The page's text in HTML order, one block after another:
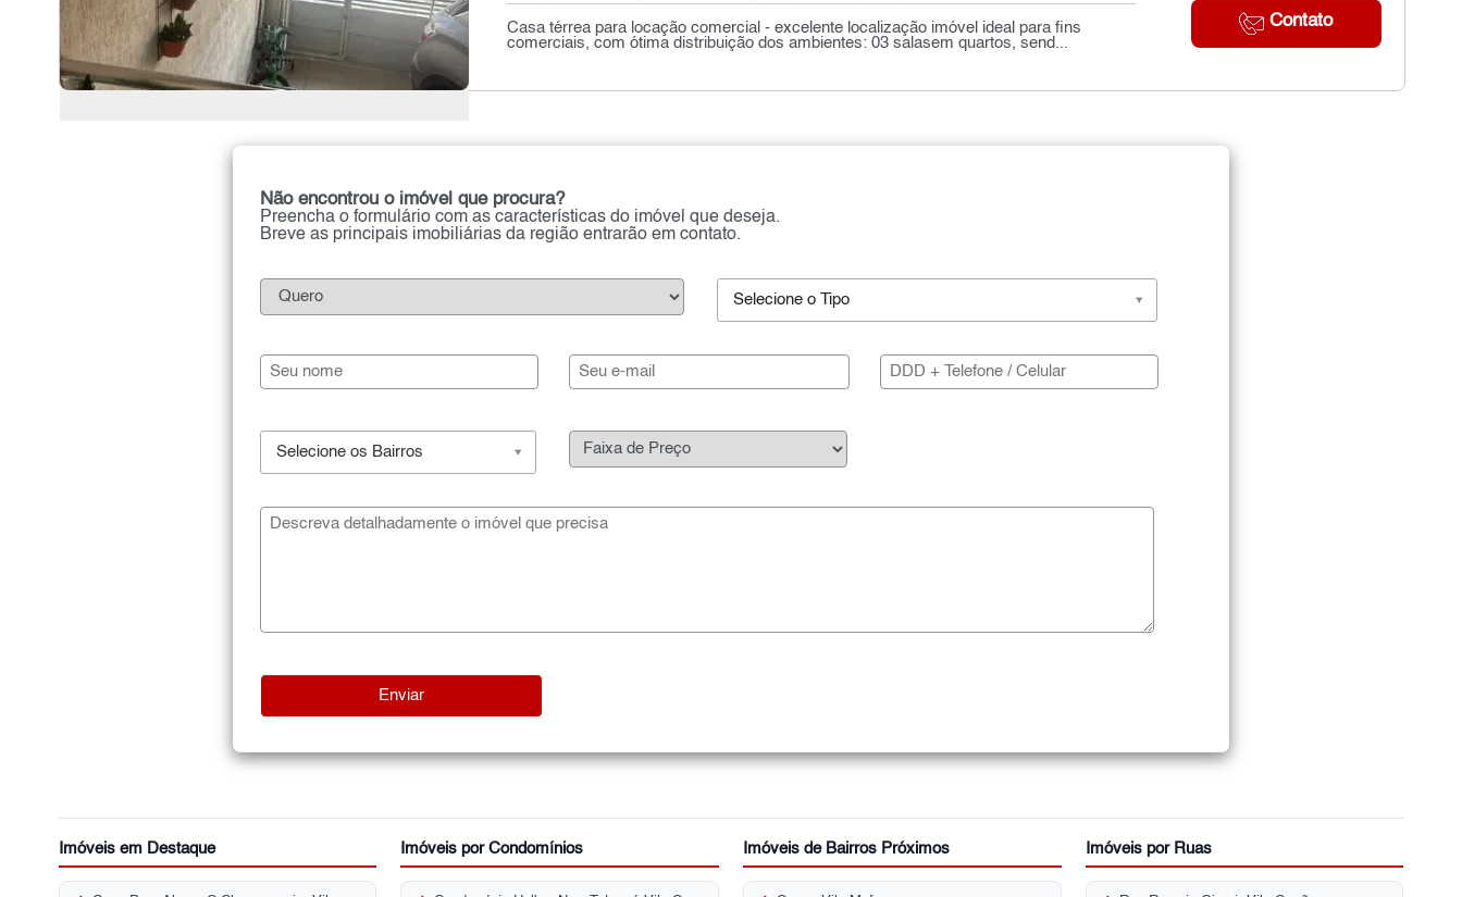
Contato
Casa térrea para locação comercial - excelente localização imóvel ideal para fins
comerciais, com ótima distribuição dos ambientes: 03 salasem quartos, send...
Não encontrou o imóvel que procura?
Preencha o formulário com as características do imóvel que deseja.
Breve as principais imobiliárias da região entrarão em contato.
Selecione o Tipo
Selecione os Bairros
Imóveis em Destaque Imóveis por Condomínios Imóveis de Bairros Próximos Imóveis por Ruas